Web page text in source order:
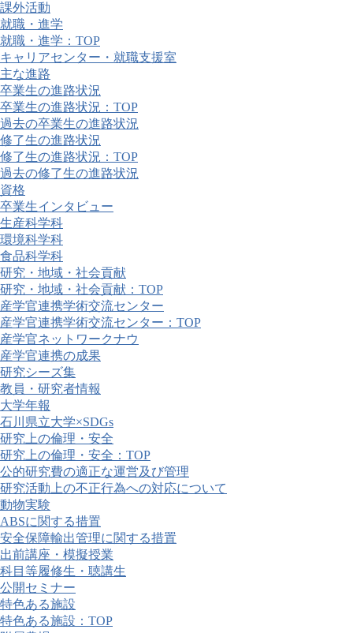
課外活動
就職・進学
就職・進学：TOP
キャリアセンター・就職支援室
主な進路
卒業生の進路状況
卒業生の進路状況：TOP
過去の卒業生の進路状況
修了生の進路状況
修了生の進路状況：TOP
過去の修了生の進路状況
資格
卒業生インタビュー
生産科学科
環境科学科
食品科学科
研究・地域・社会貢献
研究・地域・社会貢献：TOP
産学官連携学術交流センター
産学官連携学術交流センター：TOP
産学官ネットワークナウ
産学官連携の成果
研究シーズ集
教員・研究者情報
大学年報
石川県立大学×SDGs
研究上の倫理・安全
研究上の倫理・安全：TOP
公的研究費の適正な運営及び管理
研究活動上の不正行為への対応について
動物実験
ABSに関する措置
安全保障輸出管理に関する措置
出前講座・模擬授業
科目等履修生・聴講生
公開セミナー
特色ある施設
特色ある施設：TOP